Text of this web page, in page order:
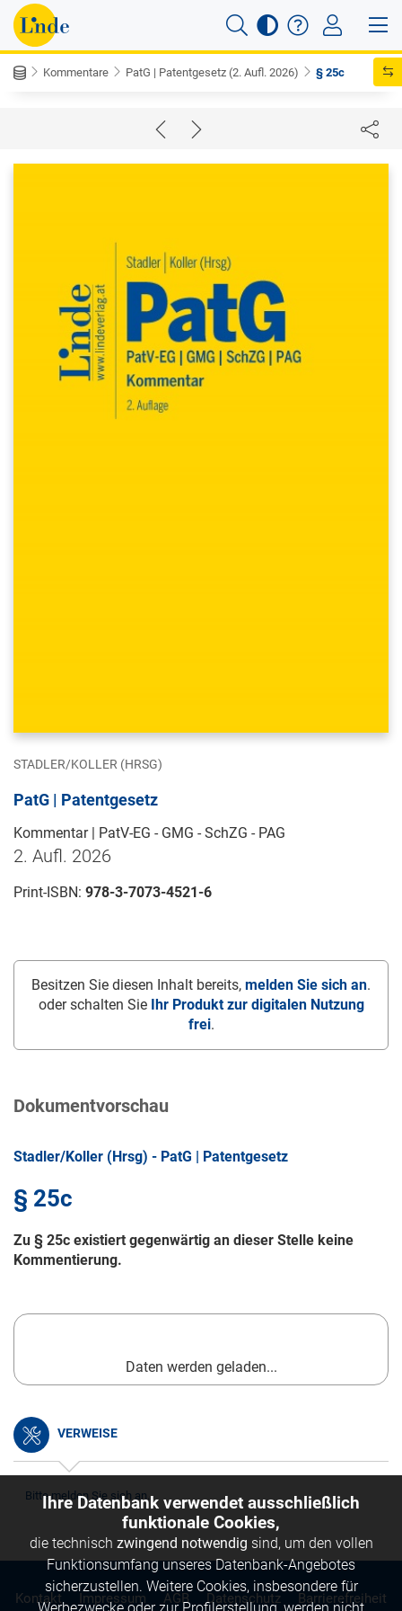
Kommentare PatG | Patentgesetz (2. Aufl. 2026) § 25c
STADLER/KOLLER (HRSG)
PatG | Patentgesetz
Kommentar | PatV-EG - GMG - SchZG - PAG
2. Aufl. 2026
Print-ISBN: 978-3-7073-4521-6
Besitzen Sie diesen Inhalt bereits, melden Sie sich an.
oder schalten Sie
Ihr Produkt zur digitalen Nutzung
frei.
Dokumentvorschau
Stadler/Koller (Hrsg) - PatG | Patentgesetz
§ 25c
Zu § 25c existiert gegenwärtig an dieser Stelle keine
Kommentierung.
Daten werden geladen...
VERWEISE
Bitte melden Sie sich an.
Kontakt Impressum AGB Datenschutz Barrierefreiheit
Ihre Datenbank verwendet ausschließlich
funktionale Cookies,
die technisch zwingend notwendig sind, um den vollen
Funktionsumfang unseres Datenbank-Angebotes
sicherzustellen. Weitere Cookies, insbesondere für